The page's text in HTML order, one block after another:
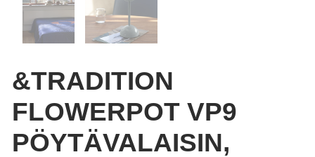
&TRADITION
FLOWERPOT VP9
PÖYTÄVALAISIN,